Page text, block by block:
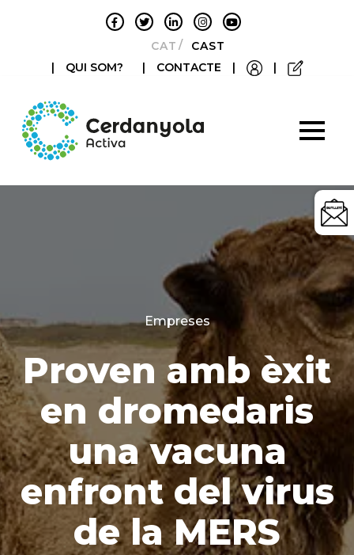
CATALÀCASTELLANO
|
QUI SOM? | CONTACTE | |
Categories
Empreses
Proven amb èxit
en dromedaris
una vacuna
enfront del virus
de la MERS